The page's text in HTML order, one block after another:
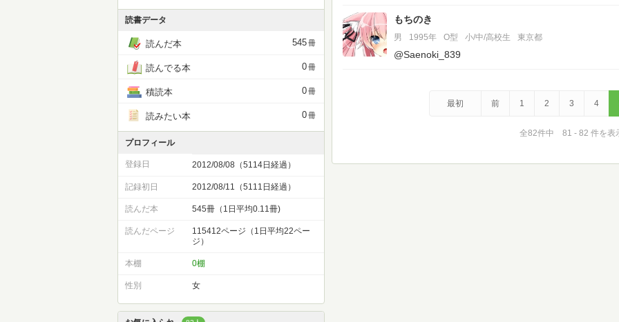
もちのき
男 1995年 O型 小/中/高校生 東京都
@Saenoki_839
最初 前 1 2 3 4
全82件中 81 - 82 件を表
読書データ
読んだ本 545冊
読んでる本 0冊
積読本 0冊
読みたい本 0冊
プロフィール
登録日 2012/08/08（5114日経過）
記録初日 2012/08/11（5111日経過）
読んだ本 545冊（1日平均0.11冊)
読んだページ
115412ページ（1日平均22ペー
ジ）
本棚 0棚
性別 女